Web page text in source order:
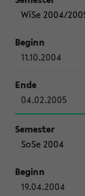
WiSe 2004/
11.10.2004
04.02.2005
SoSe 2004
19.04.2004